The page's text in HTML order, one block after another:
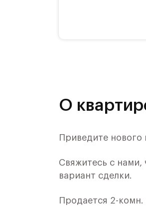
О
Приведите нового
Свяжитесь с нами,
вариант сделки.
Продается 2-комн.